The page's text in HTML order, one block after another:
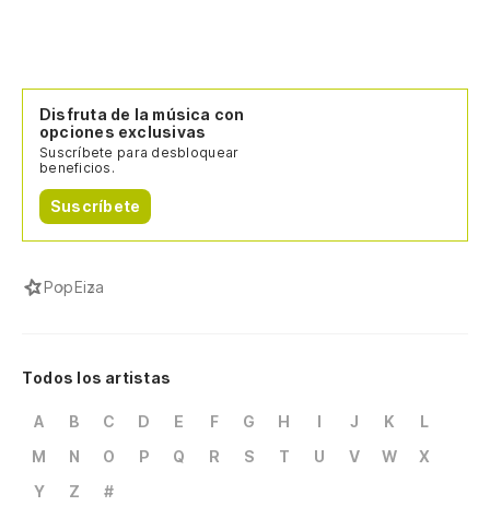
Disfruta de la música con
opciones exclusivas
Suscríbete para desbloquear
beneficios.
Suscríbete
PopEiza
Todos los artistas
A B C D E F G H I J K
L
M
N O P Q R S T U V W
X
Y
Z #